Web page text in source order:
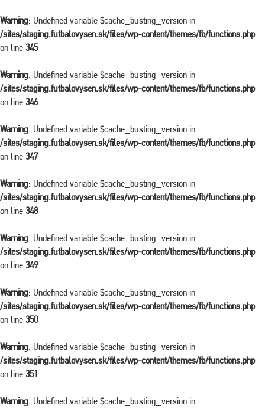
Warning: Undefined variable $cache_busting_version in
/sites/staging.futbalovysen.sk/files/wp-content/themes/fb/functions.php
on line 345
Warning: Undefined variable $cache_busting_version in
/sites/staging.futbalovysen.sk/files/wp-content/themes/fb/functions.php
on line 346
Warning: Undefined variable $cache_busting_version in
/sites/staging.futbalovysen.sk/files/wp-content/themes/fb/functions.php
on line 347
Warning: Undefined variable $cache_busting_version in
/sites/staging.futbalovysen.sk/files/wp-content/themes/fb/functions.php
on line 348
Warning: Undefined variable $cache_busting_version in
/sites/staging.futbalovysen.sk/files/wp-content/themes/fb/functions.php
on line 349
Warning: Undefined variable $cache_busting_version in
/sites/staging.futbalovysen.sk/files/wp-content/themes/fb/functions.php
on line 350
Warning: Undefined variable $cache_busting_version in
/sites/staging.futbalovysen.sk/files/wp-content/themes/fb/functions.php
on line 351
Warning: Undefined variable $cache_busting_version in